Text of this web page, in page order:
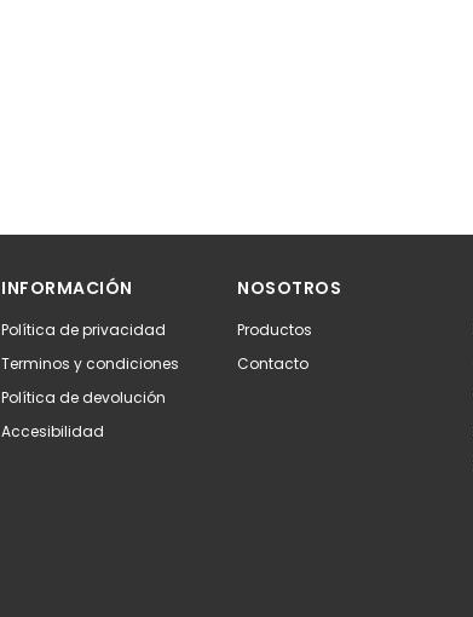
INFORMACIÓN
Política de privacidad
Terminos y condiciones
Política de devolución
Accesibilidad
NOSOTROS
Productos
Contacto